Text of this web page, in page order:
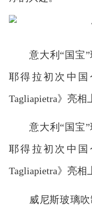
意大利“国宝”
耶得拉初次中
Tagliapietra》亮相
意大利“国宝”
耶得拉初次中
Tagliapietra》亮相
威尼斯玻璃吹